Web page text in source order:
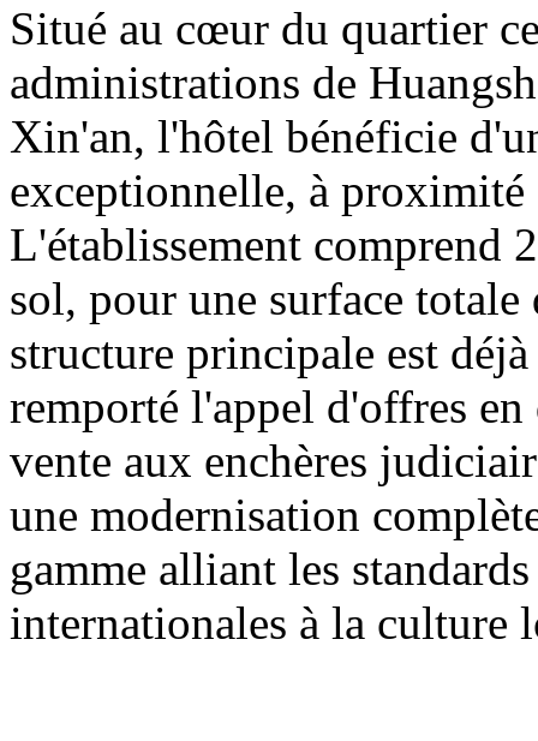
Situé au cœur du quartier
administrations de
Xin'an, l'hôtel bénéficie
exceptionnelle, à
L'établissement comprend
sol, pour une surface
structure principale est
remporté l'appel d'offres
vente aux enchères
une modernisation
gamme alliant les
internationales à la culture